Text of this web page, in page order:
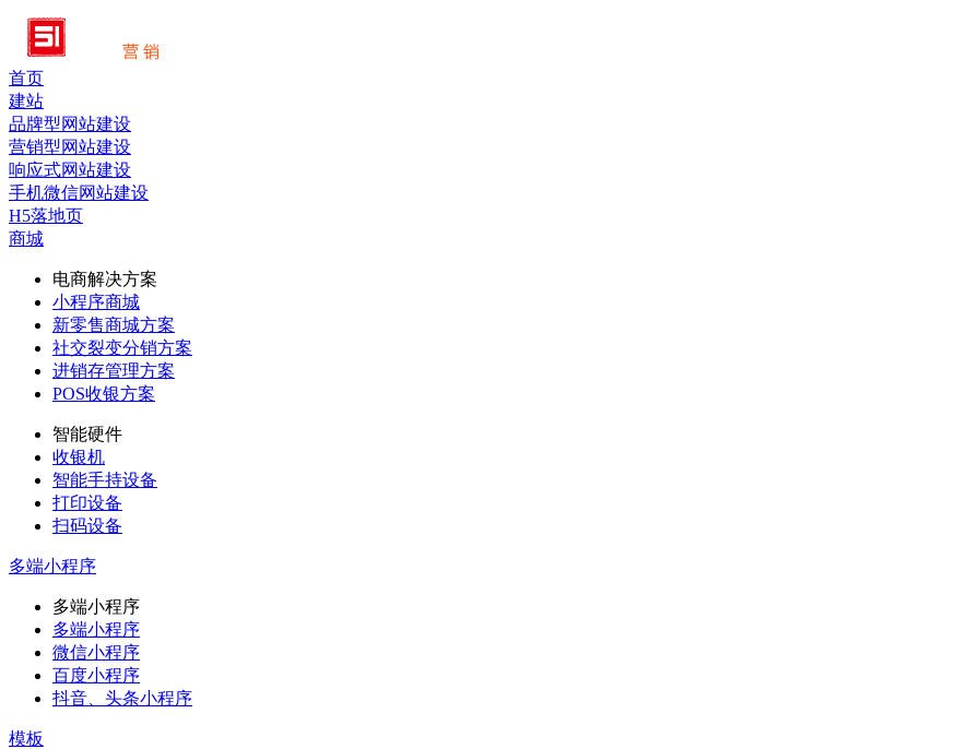
首页
建站
品牌型网站建设
营销型网站建设
响应式网站建设
手机微信网站建设
H5落地页
商城
电商解决方案
小程序商城
新零售商城方案
社交裂变分销方案
进销存管理方案
POS收银方案
智能硬件
收银机
智能手持设备
打印设备
扫码设备
多端小程序
多端小程序
多端小程序
微信小程序
百度小程序
抖音、头条小程序
模板